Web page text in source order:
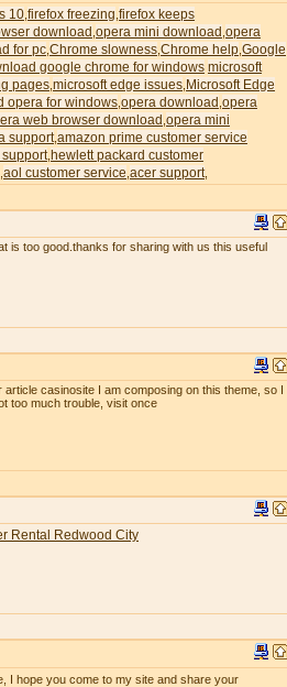
10 firefox freezing firefox keeps
download opera mini download opera
for pc Chrome slowness Chrome help Google
google chrome for windows microsoft
pages microsoft edge issues Microsoft Edge
opera for windows opera download opera
web browser download opera mini
support amazon prime customer service
support hewlett packard customer
aol customer service acer support
is too good.thanks for sharing with us this useful
casinosite I am composing on this theme, so I
too much trouble, visit once
Rental Redwood City
I hope you come to my site and share your